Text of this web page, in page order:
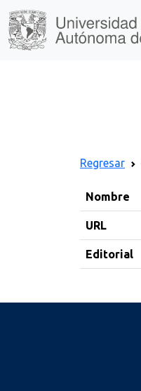
Regresar
Nombre
URL
Editorial